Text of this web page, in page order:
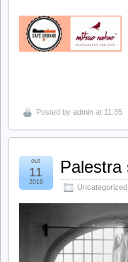
Posted by admin at 11:35
Palestra
Uncategorized
out
11
2016